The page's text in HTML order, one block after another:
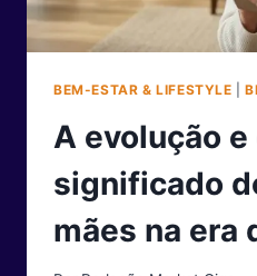
BEM-ESTAR & LIFESTYLE |
A evolução
significado
mães na era